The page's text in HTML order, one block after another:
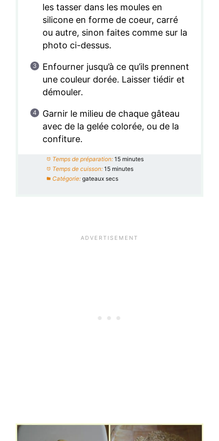
les tasser dans les moules en
silicone en forme de coeur, carré
ou autre, sinon faites comme sur la
photo ci-dessus.
Enfourner jusqu’à ce qu’ils prennent
une couleur dorée. Laisser tiédir et
démouler.
Garnir le milieu de chaque gâteau
avec de la gelée colorée, ou de la
confiture.
Temps de préparation: 15 minutes
Temps de cuisson: 15 minutes
Catégorie: gateaux secs